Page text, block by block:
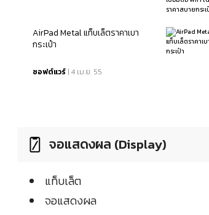
AirPad Metal แท็บเล็ตราคาเบา
กระเป๋า
ซอฟต์แวร์ | 4 เม.ย. 55
จอแสดงผล (Display)
แท็บเล็ต
จอแสดงผล